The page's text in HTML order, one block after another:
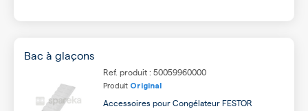
Bac à glaçons
Ref. produit : 50059960000
Produit Original
Accessoires pour Congélateur FESTOR